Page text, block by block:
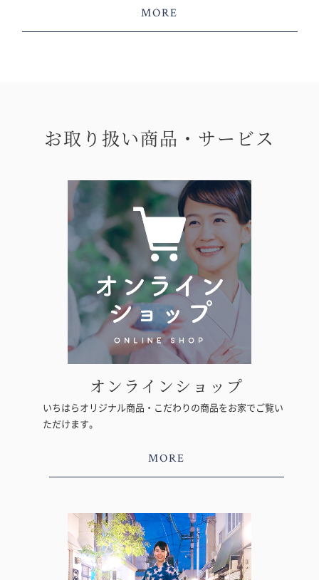
MORE
お取り扱い商品・サービス
オンラインショップ
いちはらオリジナル商品・こだわりの商品をお家でご覧い
ただけます。
MORE